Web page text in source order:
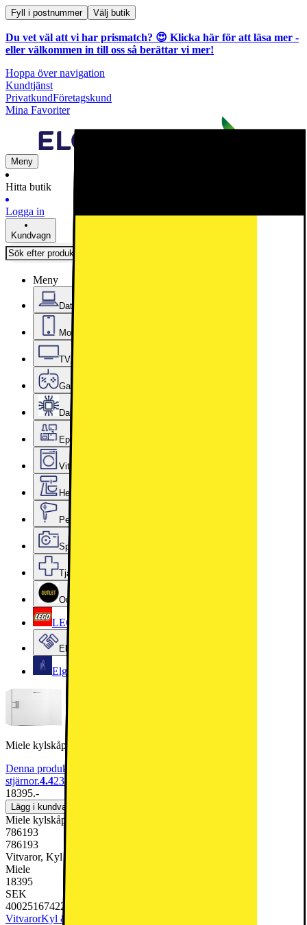
Fyll i postnummer Välj butik
Du vet väl att vi har prismatch? 😍 Klicka här för att läsa mer -
eller välkommen in till oss så berättar vi mer!
Hoppa över navigation
Kundtjänst
PrivatkundFöretagskund
Mina Favoriter
Meny
Hitta butik
Logga in
Kundvagn
Meny
Datorer & Kontor
Mobiler, Tablets & Smartklockor
TV, Ljud & Smart Hem
Gaming
Datorkomponenter
Epoq Kök & Tvättstuga
Vitvaror
Hem, Hushåll & Trädgård
Personvård, Hälsa & Skönhet
Sport & Fritid
Tjänster & Tillbehör
Outlet
LEGO
Elgiganten Företag
Elgiganten Kundklubb
Miele kylskåp KS4783DDN (vit)
Denna produkt har blivit bedömd som 4.4 av 5 möjliga
stjärnor.4.423
18395.-
Lägg i kundvagn
Miele kylskåp KS4783DDN (vit)
786193
786193
Vitvaror, Kyl & Frys, Kylskåp
Miele
18395
SEK
4002516742272
VitvarorKyl & Frys